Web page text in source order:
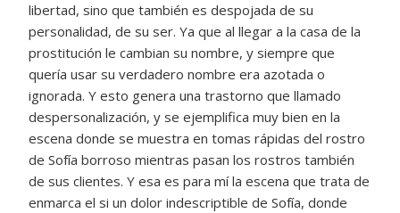
libertad, sino que también es despojada de su
personalidad, de su ser. Ya que al llegar a la casa de la
prostitución le cambian su nombre, y siempre que
quería usar su verdadero nombre era azotada o
ignorada. Y esto genera una trastorno que llamado
despersonalización, y se ejemplifica muy bien en la
escena donde se muestra en tomas rápidas del rostro
de Sofía borroso mientras pasan los rostros también
de sus clientes. Y esa es para mí la escena que trata de
enmarca el si un dolor indescriptible de Sofía, donde